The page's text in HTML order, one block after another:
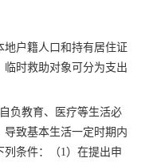
户籍人口和持有居住证
时救助对象可分为支出
负教育、医疗等生活必
致基本生活一定时期内
条件：（1）在提出申